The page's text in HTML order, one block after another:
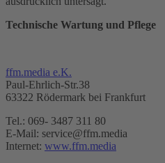
Technische Wartung und Pflege
ffm.media e.K.
Paul-Ehrlich-Str.38
63322 Rödermark bei Frankfurt
Tel.: 069- 3487 311 80
E-Mail: service@ffm.media
Internet: www.ffm.media